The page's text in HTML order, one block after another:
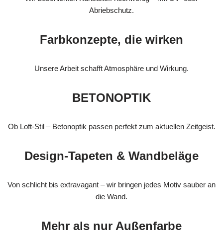
Abriebschutz.
Farbkonzepte, die wirken
Unsere Arbeit schafft Atmosphäre und Wirkung.
BETONOPTIK
Ob Loft-Stil – Betonoptik passen perfekt zum aktuellen Zeitgeist.
Design-Tapeten & Wandbeläge
Von schlicht bis extravagant – wir bringen jedes Motiv sauber an
die Wand.
Mehr als nur Außenfarbe